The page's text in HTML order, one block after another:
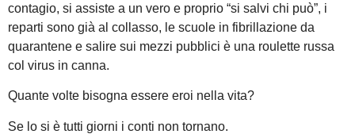
contagio, si assiste a un vero e proprio “si salvi chi può”, i
reparti sono già al collasso, le scuole in fibrillazione da
quarantene e salire sui mezzi pubblici è una roulette russa
col virus in canna.
Quante volte bisogna essere eroi nella vita?
Se lo si è tutti giorni i conti non tornano.